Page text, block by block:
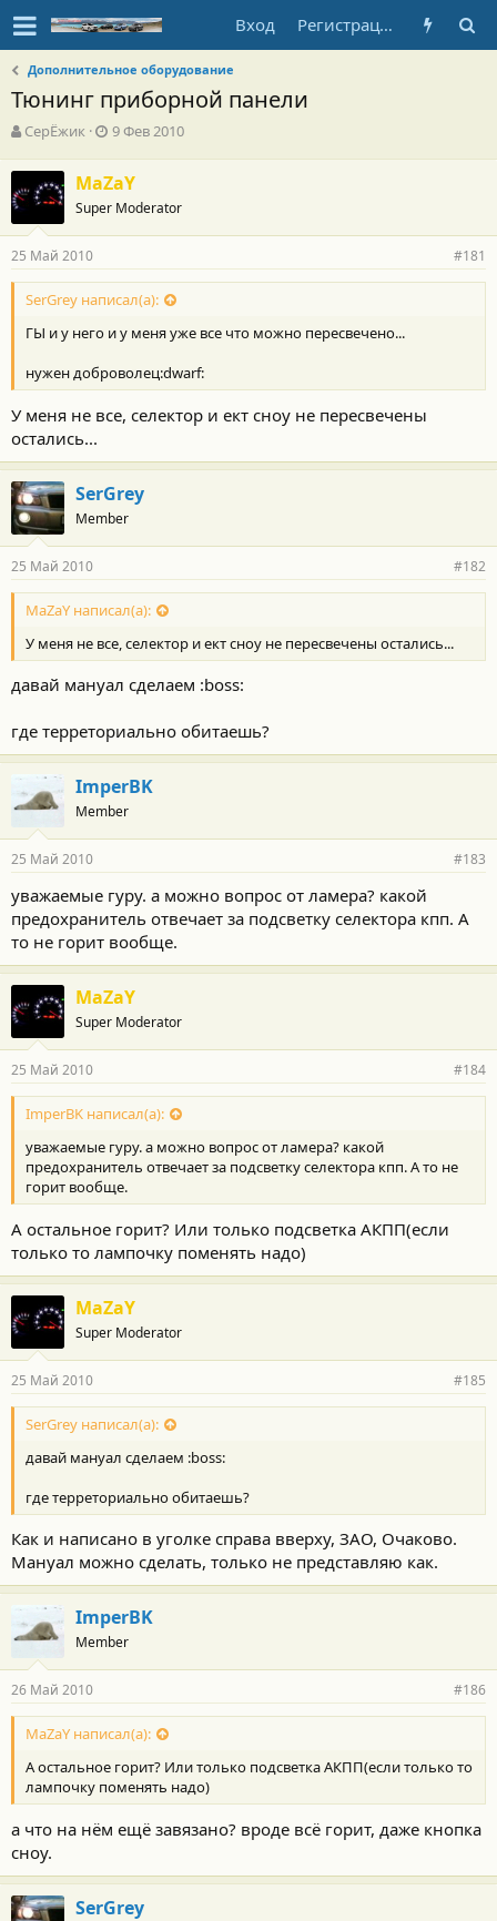
Вход Регистрация
Дополнительное оборудование
Тюнинг приборной панели
А
т
о
т
е
м
ы
СерЁжик
Д
а
н
а
л
а
9 Фев 2010
MaZaY
Super Moderator
25 Май 2010 #181
SerGrey написал(а):
ГЫ и у него и у меня уже все что можно пересвечено...
нужен доброволец:dwarf:
У меня не все, селектор и ект сноу не пересвечены
остались...
SerGrey
Member
25 Май 2010 #182
MaZaY написал(а):
У меня не все, селектор и ект сноу не пересвечены остались...
давай мануал сделаем :boss:
где терреториально обитаешь?
ImperBK
Member
25 Май 2010 #183
уважаемые гуру. а можно вопрос от ламера? какой
предохранитель отвечает за подсветку селектора кпп. А
то не горит вообще.
MaZaY
Super Moderator
25 Май 2010 #184
ImperBK написал(а):
уважаемые гуру. а можно вопрос от ламера? какой
предохранитель отвечает за подсветку селектора кпп. А то не
горит вообще.
А остальное горит? Или только подсветка АКПП(если
только то лампочку поменять надо)
MaZaY
Super Moderator
25 Май 2010 #185
SerGrey написал(а):
давай мануал сделаем :boss:
где терреториально обитаешь?
Как и написано в уголке справа вверху, ЗАО, Очаково.
Мануал можно сделать, только не представляю как.
ImperBK
Member
26 Май 2010 #186
MaZaY написал(а):
А остальное горит? Или только подсветка АКПП(если только то
лампочку поменять надо)
а что на нём ещё завязано? вроде всё горит, даже кнопка
сноу.
SerGrey